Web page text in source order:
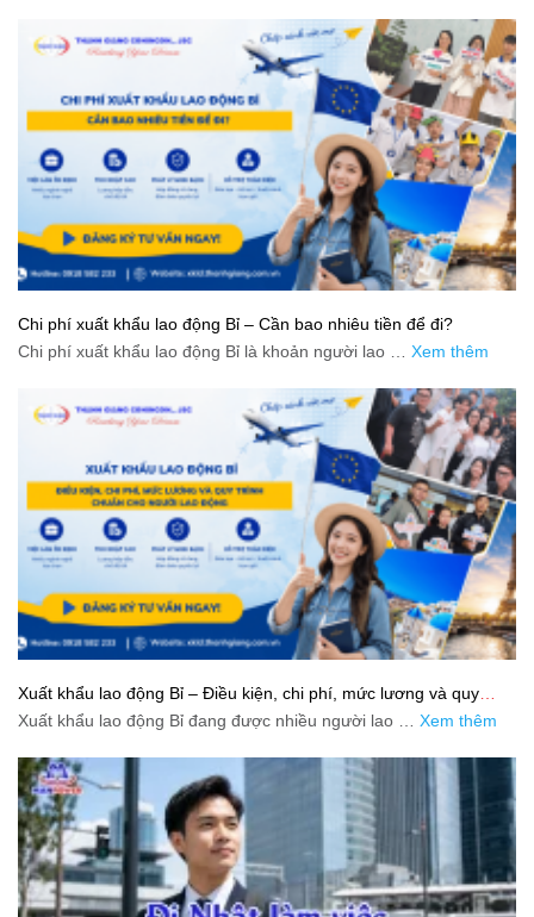
Chi phí xuất khẩu lao động Bỉ – Cần bao nhiêu tiền để đi?
Chi phí xuất khẩu lao động Bỉ là khoản người lao … Xem thêm
Xuất khẩu lao động Bỉ – Điều kiện, chi phí, mức lương và quy
trình chuẩn cho người lao động
Xuất khẩu lao động Bỉ đang được nhiều người lao … Xem thêm